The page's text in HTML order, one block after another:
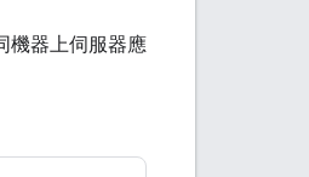
機器上伺服器應